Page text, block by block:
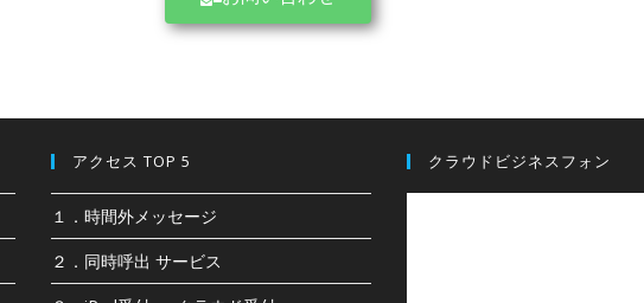
アクセス TOP 5
１．時間外メッセージ
２．同時呼出 サービス
クラウドビジネスフォン